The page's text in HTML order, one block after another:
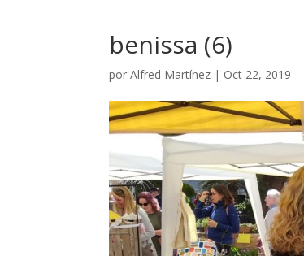
benissa (6)
porAlfred Martínez | Oct 22, 2019